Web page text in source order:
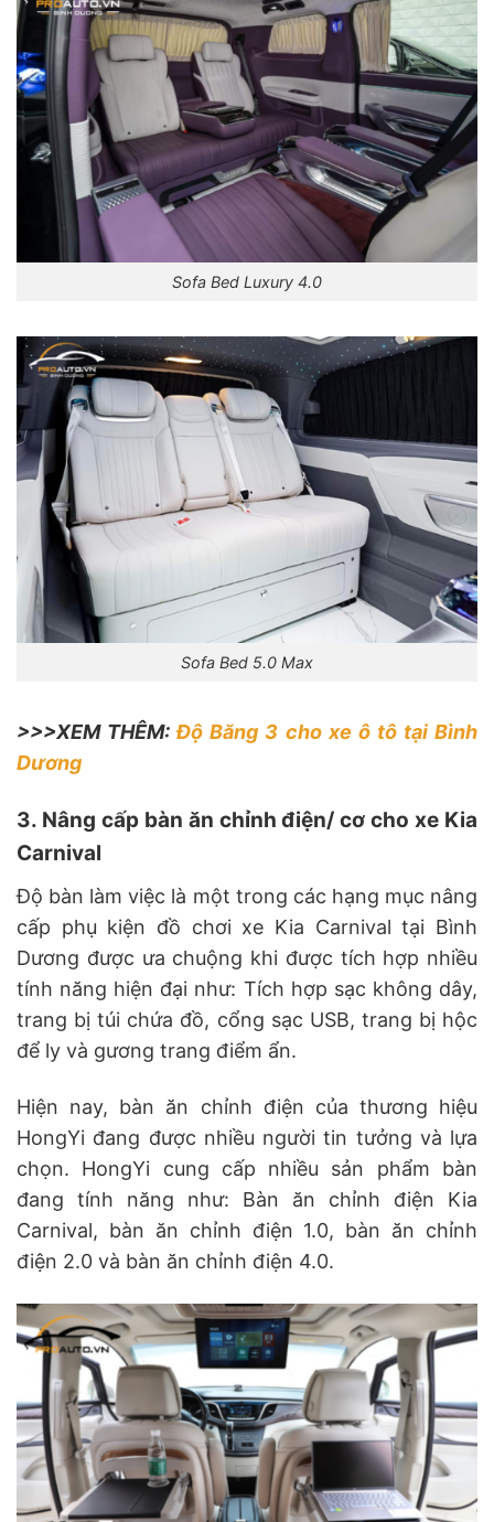
Sofa Bed Luxury 4.0
Sofa Bed 5.0 Max
>>>XEM THÊM:Độ Băng 3 cho xe ô tô tại Bình
Dương
3. Nâng cấp bàn ăn chỉnh điện/ cơ cho xe Kia
Carnival
Độ bàn làm việc là một trong các hạng mục nâng
cấp phụ kiện đồ chơi xe Kia Carnival tại Bình
Dương được ưa chuộng khi được tích hợp nhiều
tính năng hiện đại như: Tích hợp sạc không dây,
trang bị túi chứa đồ, cổng sạc USB, trang bị hộc
để ly và gương trang điểm ẩn.
Hiện nay, bàn ăn chỉnh điện của thương hiệu
HongYi đang được nhiều người tin tưởng và lựa
chọn. HongYi cung cấp nhiều sản phẩm bàn
đang tính năng như: Bàn ăn chỉnh điện Kia
Carnival, bàn ăn chỉnh điện 1.0, bàn ăn chỉnh
điện 2.0 và bàn ăn chỉnh điện 4.0.